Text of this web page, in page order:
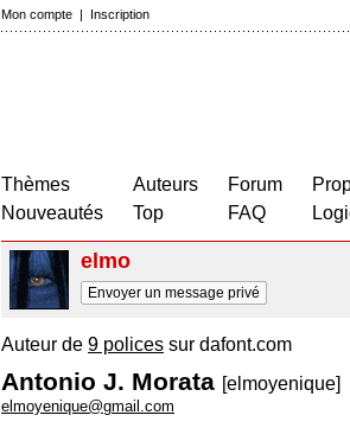
Mon compte | Inscription
Thèmes
Nouveautés
Auteurs
Top
Forum
FAQ
elmo
Envoyer un message privé
Auteur de 9 polices sur dafont.com
Antonio J. Morata [elmoyenique]
elmoyenique@gmail.com